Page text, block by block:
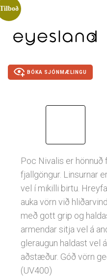
Gleraugu
Sólgleraugu
Útivistargleraugu
Skjá- lesgleraugu
Linsubúðin
Dagslinsur
Hálfsmánaðarlinsur
Augnheilsa
BÓKA SJÓNMÆLINGU
Poc Nivalis er
fjallgöngur. Linsurnar
vel í mikilli birtu.
auka vörn við
með gott grip og
armendar sitja vel á
gleraugun haldast vel
aðstæður. Góð vörn
(UV400)